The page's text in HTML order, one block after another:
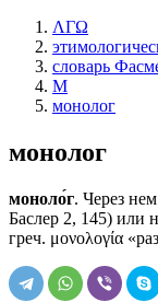
ΛΓΩ
словарь
М
монолог
монолог
моноло́г. Через
Баслер 2, 145) или
греч. μονολογία